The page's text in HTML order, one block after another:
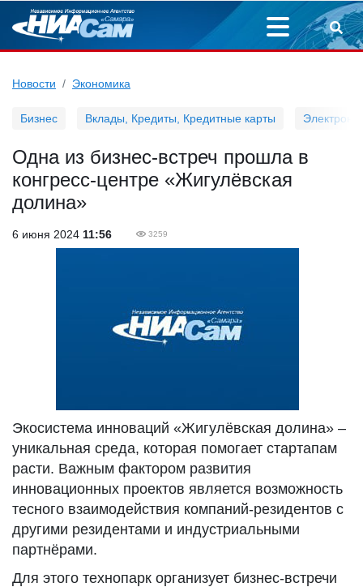
Новости Экономика
Бизнес Вклады, Кредиты, Кредитные карты
Одна из бизнес-встреч прошла в
конгресс-центре «Жигулёвская
долина»
6 июня 2024 11:56 3259
Экосистема инноваций «Жигулёвская долина» –
уникальная среда, которая помогает стартапам
расти. Важным фактором развития
инновационных проектов является возможность
тесного взаимодействия компаний-резидентов с
другими резидентами и индустриальными
партнёрами.
Для этого технопарк организует бизнес-встречи